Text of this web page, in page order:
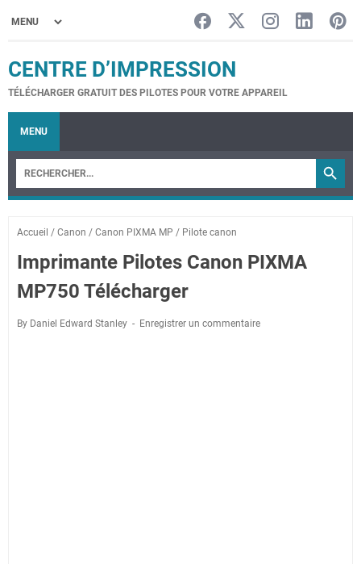
CENTRE D’IMPRESSION
TÉLÉCHARGER GRATUIT DES PILOTES POUR VOTRE APPAREIL
MENU
Accueil / Canon / Canon PIXMA MP / Pilote canon
Imprimante Pilotes Canon PIXMA
MP750 Télécharger
By Daniel Edward Stanley Enregistrer un commentaire